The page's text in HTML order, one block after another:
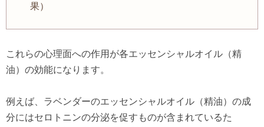
果）
これらの心理面への作用が各エッセンシャルオイル（精
油）の効能になります。
例えば、ラベンダーのエッセンシャルオイル（精油）の成
分にはセロトニンの分泌を促すものが含まれているた